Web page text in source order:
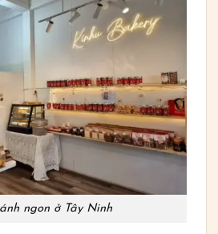
ngon ở Tây Ninh